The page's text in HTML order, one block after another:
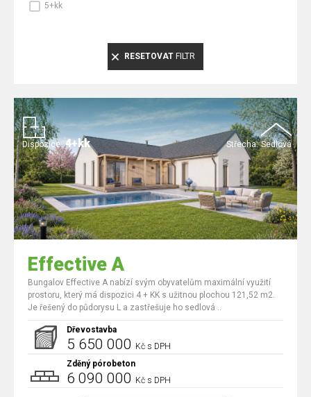
5+kk
RESETOVAT FILTR
Střecha: Sedlová
Dispozice: 4+kk
Effective A
Bungalov Effective A nabízí svým obyvatelům maximální využití
prostoru, který má dispozici 4 + KK s užitnou plochou 121,52 m2.
Je řešený do půdorysu L a zastřešuje ho sedlová ..
Dřevostavba
5 650 000 Kč s DPH
Zděný pórobeton
6 090 000 Kč s DPH